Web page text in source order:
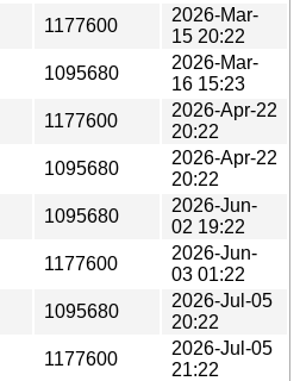
1177600
2026-Mar-
15 20:22
1095680
2026-Mar-
16 15:23
1177600
2026-Apr-22
20:22
1095680
2026-Apr-22
20:22
1095680
2026-Jun-
02 19:22
1177600
2026-Jun-
03 01:22
1095680
2026-Jul-05
20:22
1177600
2026-Jul-05
21:22